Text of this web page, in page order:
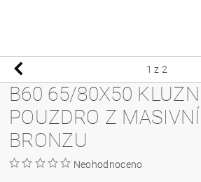
1 z 2
B60 65/80X50
POUZDRO Z
BRONZU
Neohodnoceno